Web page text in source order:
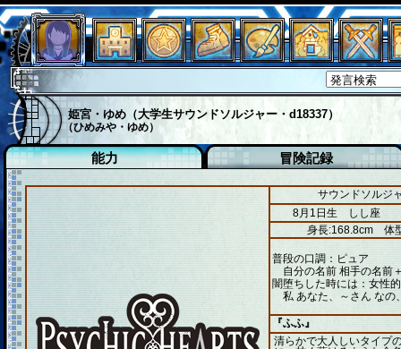
姫宮・ゆめ（大学生サウンドソルジャー・d18337）
（ひめみや・ゆめ）
能力 冒険記録
サウンドソルジ
8月1日生 しし座
身長:168.8cm 体
普段の口調：ピュア
自分の名前 相手の名前
闇堕ちした時には：女性的
私 あなた、～さん なの
『ふふ』
清らかで大人しいタイプ